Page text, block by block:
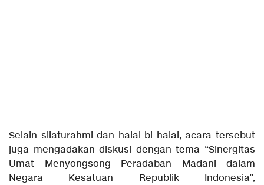
Selain silaturahmi dan halal bi halal, acara tersebut
juga mengadakan diskusi dengan tema “Sinergitas
Umat Menyongsong Peradaban Madani dalam
Negara Kesatuan Republik Indonesia”,